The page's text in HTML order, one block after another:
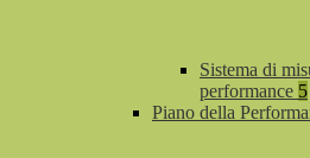
Sistema di
performance 5
Piano della